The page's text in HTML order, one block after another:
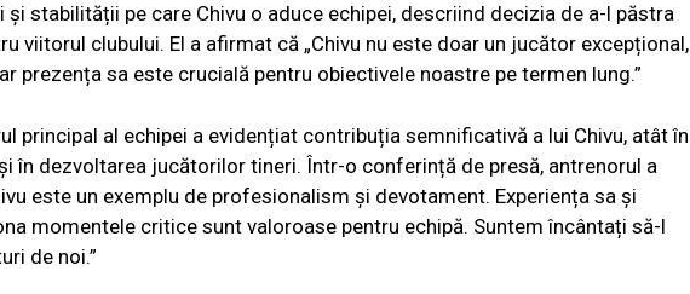
stabilității pe care Chivu o aduce echipei, descriind decizia de a-l păstra
viitorul clubului. El a afirmat că „Chivu nu este doar un jucător excepțional,
prezența sa este crucială pentru obiectivele noastre pe termen lung.”
principal al echipei a evidențiat contribuția semnificativă a lui Chivu, atât în
în dezvoltarea jucătorilor tineri. Într-o conferință de presă, antrenorul a
este un exemplu de profesionalism și devotament. Experiența sa și
momentele critice sunt valoroase pentru echipă. Suntem încântați să-l
de noi.”